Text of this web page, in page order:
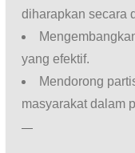
diharapkan secara
yang efektif.
Mendorong
masyarakat dalam
—